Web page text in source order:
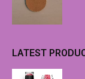
LATEST